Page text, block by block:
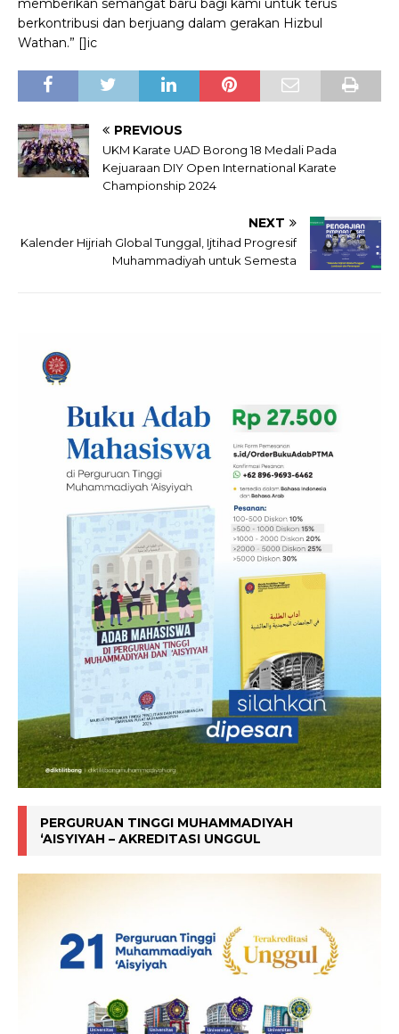
memberikan semangat baru bagi kami untuk terus
berkontribusi dan berjuang dalam gerakan Hizbul
Wathan.” []ic
PREVIOUS
UKM Karate UAD Borong 18 Medali Pada
Kejuaraan DIY Open International Karate
Championship 2024
NEXT
Kalender Hijriah Global Tunggal, Ijtihad Progresif
Muhammadiyah untuk Semesta
PERGURUAN TINGGI MUHAMMADIYAH
‘AISYIYAH – AKREDITASI UNGGUL